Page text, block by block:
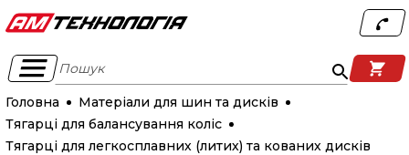
Пошук
Головна
Матеріали для шин та дисків
Тягарці для балансування коліс
Тягарці для легкосплавних (литих) та кованих дисків